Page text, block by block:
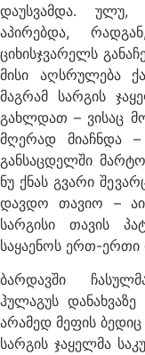
დაუსვამდა. ულუ,
აპირებდა,
ციხისჯვარელს
მისი აღსრულება
მაგრამ სარგის
გახლდათ – ვისაც
მღერად მიაჩნდა
განსაცდელში
ნუ ქნას გვარი
დავდო თავიო – აი,
სარგისი თავის
საყაენოს ერთ-ერთი
ბარდავში
ჰულაგუს
არამედ მეფის
სარგის ჯაყელმა